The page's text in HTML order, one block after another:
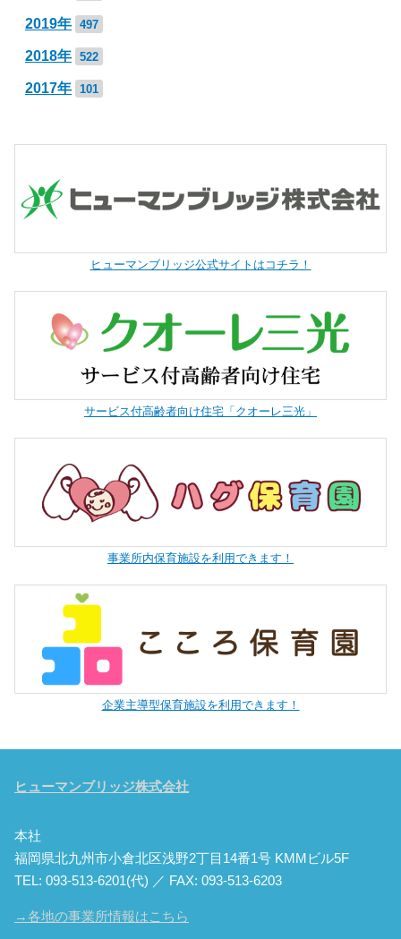
2019年 497
2018年 522
2017年 101
ヒューマンブリッジ公式サイトはコチラ！
サービス付高齢者向け住宅「クオーレ三光」
事業所内保育施設を利用できます！
企業主導型保育施設を利用できます！
ヒューマンブリッジ株式会社
本社
福岡県北九州市小倉北区浅野2丁目14番1号 KMMビル5F
TEL: 093-513-6201(代) ／ FAX: 093-513-6203
→各地の事業所情報はこちら